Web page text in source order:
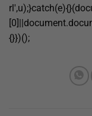
{}})();